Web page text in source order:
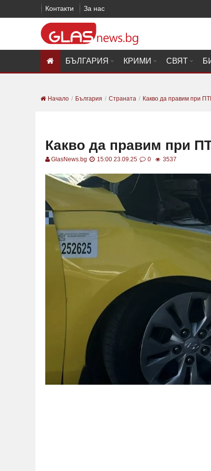
Контакти За нас
БЪЛГАРИЯ КРИМИ СВЯТ
Начало България Страната Какво да правим при
Какво да правим при
GlasNews.bg 15:00 23.09.25 0 3537